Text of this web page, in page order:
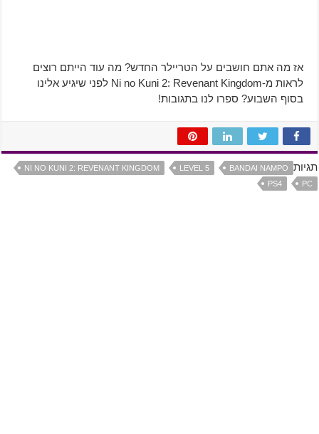
אז מה אתם חושבים על הטריילר החדש? מה עוד הייתם רוצים
לראות מ-Ni no Kuni 2: Revenant Kingdom לפני שיגיע אלינו
בסוף השבוע? ספרו לנו בתגובות!
תגיות BANDAI NAMPO
LEVEL 5
NI NO KUNI 2: REVENANT KINGDOM
PC
PS4